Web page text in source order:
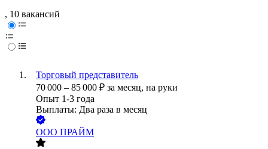
, 10 вакансий
Торговый представитель
70 000 – 85 000 ₽ за месяц, на руки
Опыт 1-3 года
Выплаты: Два раза в месяц
ООО ПРАЙМ